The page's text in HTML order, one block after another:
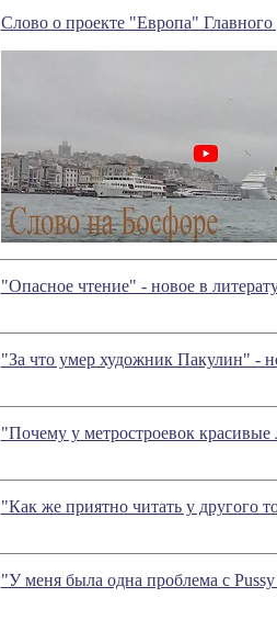
Слово о проекте "Европа" Главного
"Опасное чтение" - новое в
"За что умер художник Пакулин" -
"Почему у метростроевок
"Как же приятно читать у другого
"У меня была одна проблема с